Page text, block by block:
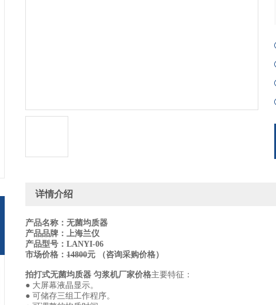
详情介绍
产品名称：无菌均质器
产品品牌：上海兰仪
产品型号：LANYI-06
市场价格： 14800元 （咨询采购价格）
拍打式无菌均质器 匀浆机厂家价格主要特征：
● 大屏幕液晶显示。
● 可储存三组工作程序。